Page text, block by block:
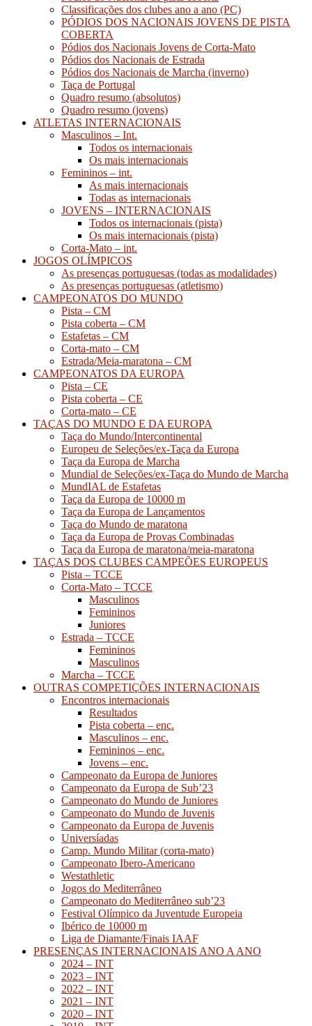
Classificações dos clubes ano a ano (PC)
PÓDIOS DOS NACIONAIS JOVENS DE PISTA
COBERTA
Pódios dos Nacionais Jovens de Corta-Mato
Pódios dos Nacionais de Estrada
Pódios dos Nacionais de Marcha (inverno)
Taça de Portugal
Quadro resumo (absolutos)
Quadro resumo (jovens)
ATLETAS INTERNACIONAIS
Masculinos – Int.
Todos os internacionais
Os mais internacionais
Femininos – int.
As mais internacionais
Todas as internacionais
JOVENS – INTERNACIONAIS
Todos os internacionais (pista)
Os mais internacionais (pista)
Corta-Mato – int.
JOGOS OLÍMPICOS
As presenças portuguesas (todas as modalidades)
As presenças portuguesas (atletismo)
CAMPEONATOS DO MUNDO
Pista – CM
Pista coberta – CM
Estafetas – CM
Corta-mato – CM
Estrada/Meia-maratona – CM
CAMPEONATOS DA EUROPA
Pista – CE
Pista coberta – CE
Corta-mato – CE
TAÇAS DO MUNDO E DA EUROPA
Taça do Mundo/Intercontinental
Europeu de Seleções/ex-Taça da Europa
Taça da Europa de Marcha
Mundial de Seleções/ex-Taça do Mundo de Marcha
MundIAL de Estafetas
Taça da Europa de 10000 m
Taça da Europa de Lançamentos
Taça do Mundo de maratona
Taça da Europa de Provas Combinadas
Taça da Europa de maratona/meia-maratona
TAÇAS DOS CLUBES CAMPEÕES EUROPEUS
Pista – TCCE
Corta-Mato – TCCE
Masculinos
Femininos
Juniores
Estrada – TCCE
Femininos
Masculinos
Marcha – TCCE
OUTRAS COMPETIÇÕES INTERNACIONAIS
Encontros internacionais
Resultados
Pista coberta – enc.
Masculinos – enc.
Femininos – enc.
Jovens – enc.
Campeonato da Europa de Juniores
Campeonato da Europa de Sub’23
Campeonato do Mundo de Juniores
Campeonato do Mundo de Juvenis
Campeonato da Europa de Juvenis
Universíadas
Camp. Mundo Militar (corta-mato)
Campeonato Ibero-Americano
Westathletic
Jogos do Mediterrâneo
Campeonato do Mediterrâneo sub’23
Festival Olímpico da Juventude Europeia
Ibérico de 10000 m
Liga de Diamante/Finais IAAF
PRESENÇAS INTERNACIONAIS ANO A ANO
2024 – INT
2023 – INT
2022 – INT
2021 – INT
2020 – INT